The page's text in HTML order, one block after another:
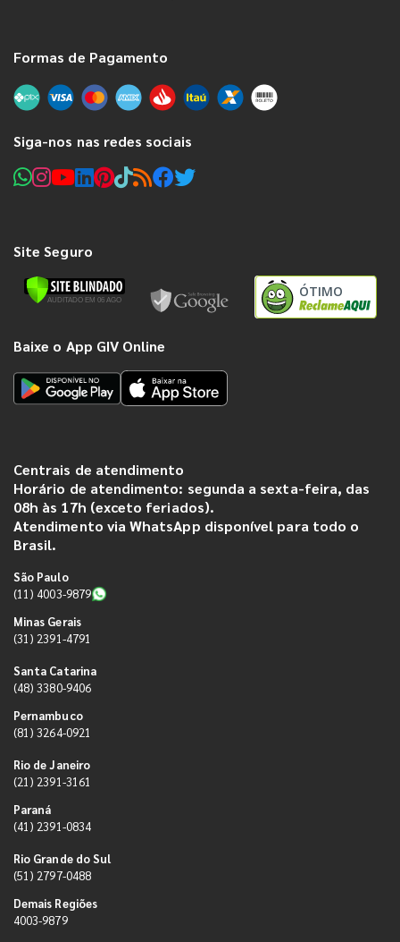
Formas de Pagamento
Siga-nos nas redes sociais
Site Seguro
ÓTIMO
Baixe o App GIV Online
Centrais de atendimento
Horário de atendimento: segunda a sexta-feira, das
08h às 17h (exceto feriados).
Atendimento via WhatsApp disponível para todo o
Brasil.
São Paulo
(11) 4003-9879
Minas Gerais
(31) 2391-4791
Santa Catarina
(48) 3380-9406
Pernambuco
(81) 3264-0921
Rio de Janeiro
(21) 2391-3161
Paraná
(41) 2391-0834
Rio Grande do Sul
(51) 2797-0488
Demais Regiões
4003-9879